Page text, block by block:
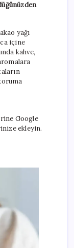
yağı
içine
kahve,
Google
ekleyin.